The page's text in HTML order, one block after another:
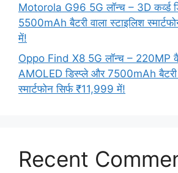
Motorola G96 5G लॉन्च – 3D कर्व्ड
5500mAh बैटरी वाला स्टाइलिश
में!
Oppo Find X8 5G लॉन्च – 220MP
AMOLED डिस्प्ले और 7500mAh बैटरी
स्मार्टफोन सिर्फ ₹11,999 में!
Recent